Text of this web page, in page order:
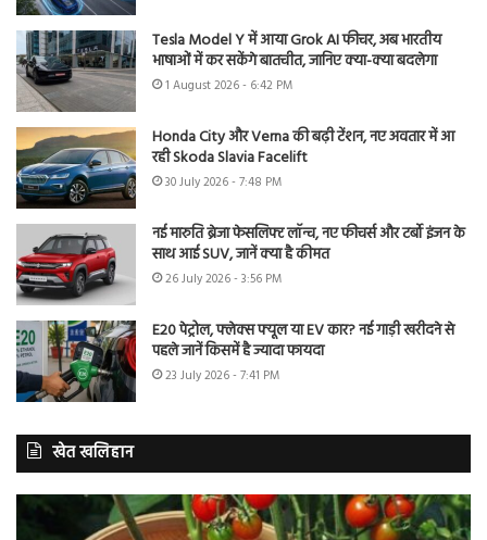
Tesla Model Y में आया Grok AI फीचर, अब भारतीय
भाषाओं में कर सकेंगे बातचीत, जानिए क्या-क्या बदलेगा
1 August 2026 - 6:42 PM
Honda City और Verna की बढ़ी टेंशन, नए अवतार में आ
रही Skoda Slavia Facelift
30 July 2026 - 7:48 PM
नई मारुति ब्रेजा फेसलिफ्ट लॉन्च, नए फीचर्स और टर्बो इंजन के
साथ आई SUV, जानें क्या है कीमत
26 July 2026 - 3:56 PM
E20 पेट्रोल, फ्लेक्स फ्यूल या EV कार? नई गाड़ी खरीदने से
पहले जानें किसमें है ज्यादा फायदा
23 July 2026 - 7:41 PM
खेत खलिहान